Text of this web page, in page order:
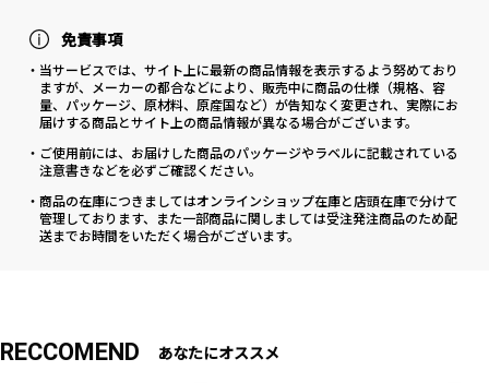
免責事項
・当サービスでは、サイト上に最新の商品情報を表示するよう努めており
ますが、メーカーの都合などにより、販売中に商品の仕様（規格、容
量、パッケージ、原材料、原産国など）が告知なく変更され、実際にお
届けする商品とサイト上の商品情報が異なる場合がございます。
・ご使用前には、お届けした商品のパッケージやラベルに記載されている
注意書きなどを必ずご確認ください。
・商品の在庫につきましてはオンラインショップ在庫と店頭在庫で分けて
管理しております、また一部商品に関しましては受注発注商品のため配
送までお時間をいただく場合がございます。
RECCOMEND あなたにオススメ